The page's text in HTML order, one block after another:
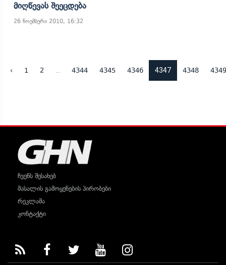
Მიღწევას Შეეცდება
26 ნოემბერი 2010, 16:32
‹ 1 2 4344 4345 4346 4347 4348 4349
ჩვენს შესახებ
მასალის გამოყენების პირობები
რეკლამა
კონტაქტი